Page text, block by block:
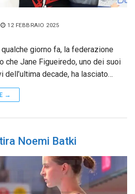
12 FEBBRAIO 2025
qualche giorno fa, la federazione
che Jane Figueiredo, uno dei suoi
dell’ultima decade, ha lasciato…
→
Noemi Batki